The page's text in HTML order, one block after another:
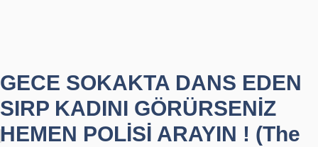
GECE SOKAKTA DANS EDEN
SIRP KADINI GÖRÜRSENİZ
HEMEN POLİSİ ARAYIN ! (The